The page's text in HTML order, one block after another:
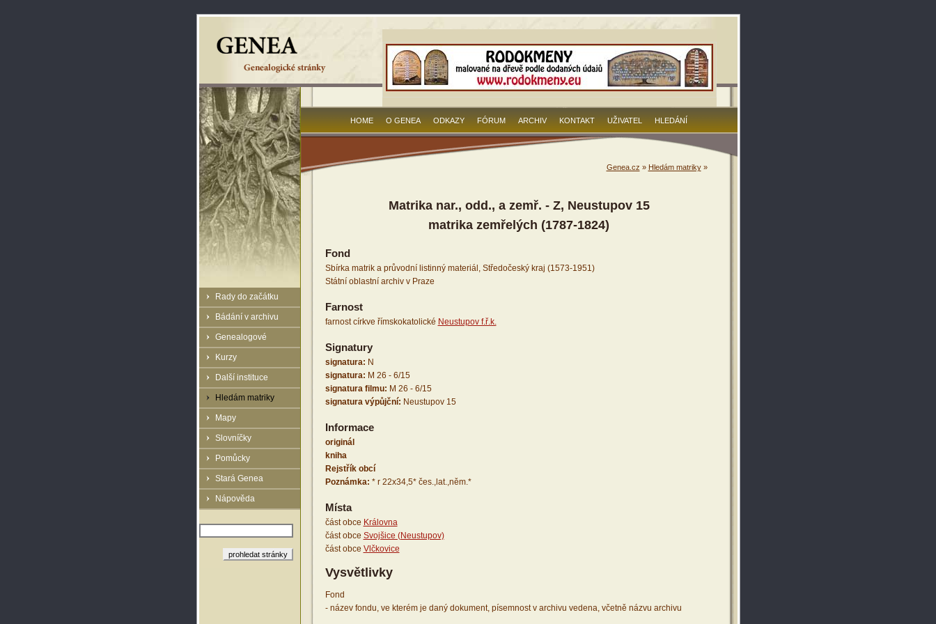
Rady do začátku
Bádání v archivu
Genealogové
Kurzy
Další instituce
Hledám matriky
Mapy
Slovníčky
Pomůcky
Stará Genea
Nápověda
HOME O GENEA ODKAZY FÓRUM ARCHIV KONTAKT UŽIVATEL HLEDÁNÍ
Genea.cz » Hledám matriky»
Matrika nar., odd., a zemř. - Z, Neustupov 15
matrika zemřelých (1787-1824)
Fond
Sbírka matrik a průvodní listinný materiál, Středočeský kraj (1573-1951)
Státní oblastní archiv v Praze
Farnost
farnost církve římskokatolické Neustupov f.ř.k.
Signatury
signatura: N
signatura: M 26 - 6/15
signatura filmu: M 26 - 6/15
signatura výpůjční: Neustupov 15
Informace
originál
kniha
Rejstřík obcí
Poznámka: * r 22x34,5* čes.,lat.,něm.*
Místa
část obce Královna
část obce Svojšice (Neustupov)
část obce Vlčkovice
Vysvětlivky
Fond
- název fondu, ve kterém je daný dokument, písemnost v archivu vedena, včetně názvu archivu